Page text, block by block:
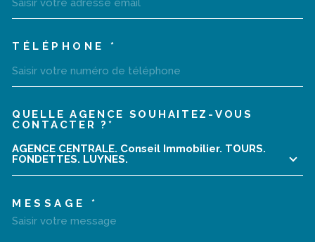
TÉLÉPHONE *
QUELLE AGENCE SOUHAITEZ-VOUS
CONTACTER ?*
AGENCE CENTRALE. Conseil Immobilier. TOURS.
FONDETTES. LUYNES.
MESSAGE *